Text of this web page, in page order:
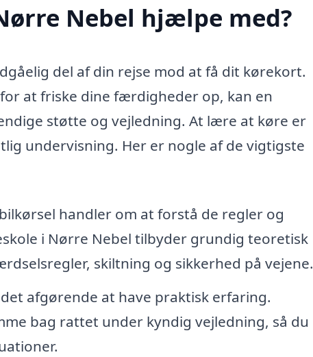
Nebel hjælpe med?
del af din rejse mod at få dit kørekort.
at friske dine færdigheder op, kan en
støtte og vejledning. At lære at køre er
undervisning. Her er nogle af de vigtigste
handler om at forstå de regler og
i Nørre Nebel tilbyder grundig teoretisk
skiltning og sikkerhed på vejene.
afgørende at have praktisk erfaring.
bag rattet under kyndig vejledning, så du